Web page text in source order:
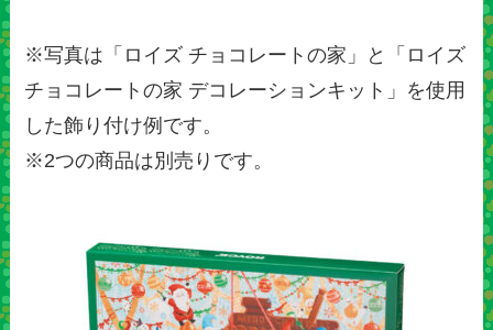
※写真は「ロイズ チョコレートの家」と「ロイズ
チョコレートの家 デコレーションキット」を使用
した飾り付け例です。
※2つの商品は別売りです。